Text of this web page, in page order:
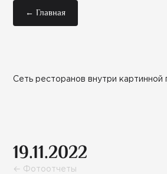
← Главная
Сеть ресторанов внутри картинной
19.11.2022
← Фотоотчеты